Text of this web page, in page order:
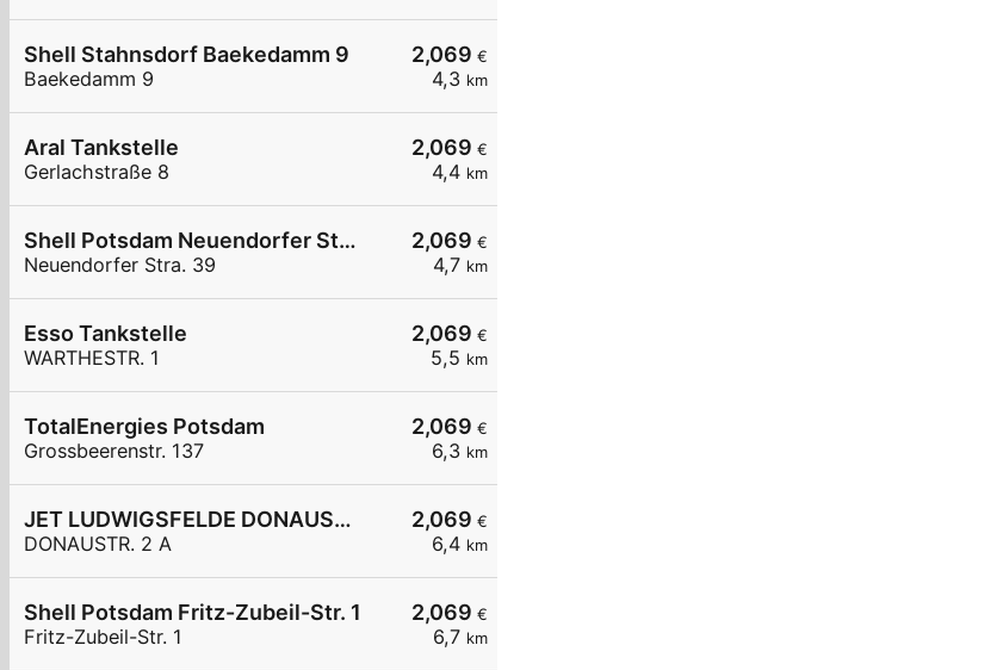
2,069 €
4,3 km
Shell Stahnsdorf Baekedamm 9
Baekedamm 9
2,069 €
4,4 km
Aral Tankstelle
Gerlachstraße 8
2,069 €
4,7 km
Shell Potsdam Neuendorfer Stra. 39
Neuendorfer Stra. 39
2,069 €
5,5 km
Esso Tankstelle
WARTHESTR. 1
2,069 €
6,3 km
TotalEnergies Potsdam
Grossbeerenstr. 137
2,069 €
6,4 km
JET LUDWIGSFELDE DONAUSTR. 2 A
DONAUSTR. 2 A
2,069 €
6,7 km
Shell Potsdam Fritz-Zubeil-Str. 1
Fritz-Zubeil-Str. 1